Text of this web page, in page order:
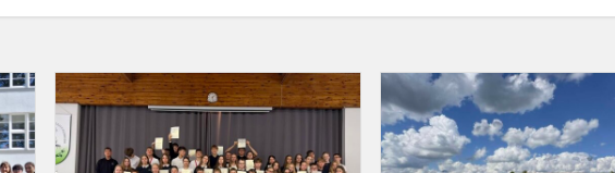
5-
7
klasių
mokinių
5–
10
klasių
mokinių